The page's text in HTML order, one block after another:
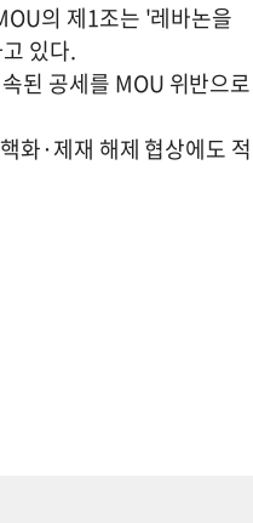
의 제1조는 '레바논을
있다.
된 공세를 MOU 위반으로
화·제재 해제 협상에도 적